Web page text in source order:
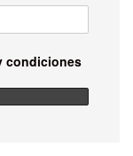
condiciones